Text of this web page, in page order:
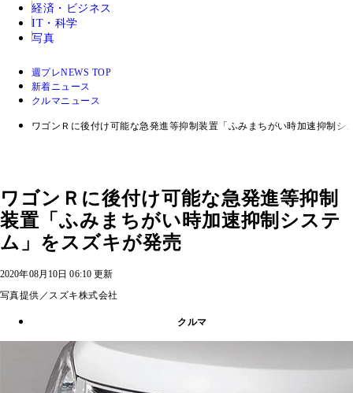
経済・ビジネス
IT・科学
写真
週プレNEWS TOP
新着ニュース
クルマニュース
ワゴンＲに後付け可能な急発進等抑制装置「ふみまちがい時加速抑制シ
ワゴンＲに後付け可能な急発進等抑制
装置「ふみまちがい時加速抑制システ
ム」をスズキが発売
2020年08月10日 06:10 更新
写真提供／スズキ株式会社
クルマ